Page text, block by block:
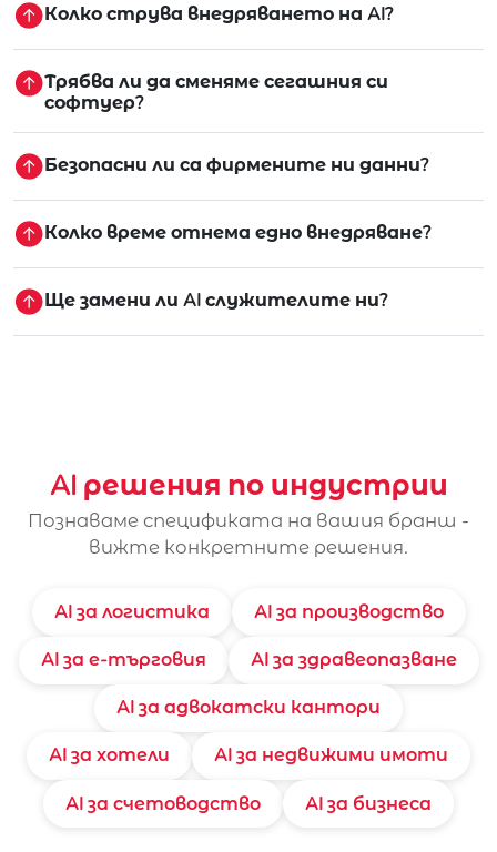
Колко струва внедряването на AI?
Трябва ли да сменяме сегашния си
софтуер?
Безопасни ли са фирмените ни данни?
Колко време отнема едно внедряване?
Ще замени ли AI служителите ни?
AI решения по индустрии
Познаваме спецификата на вашия бранш -
вижте конкретните решения.
AI за логистика
AI за производство
AI за е-търговия
AI за здравеопазване
AI за адвокатски кантори
AI за хотели
AI за недвижими имоти
AI за счетоводство
AI за бизнеса